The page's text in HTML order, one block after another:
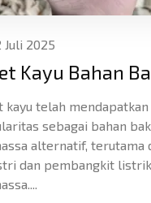
Juli 2025
Kayu Bahan
kayu telah mendapatkan
sebagai bahan
alternatif, terutama
dan pembangkit